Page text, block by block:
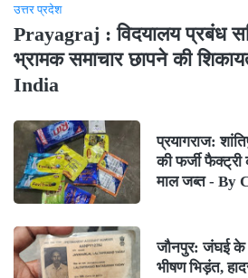
उत्तर प्रदेश
Prayagraj : विदयालय प्रबंध
भ्रामक समाचार छापने की
India
प्रयागराज:
की फर्जी फैक्ट्री
माल जब्त - By
जौनपुर: जंघई के
भीषण भिड़ंत,